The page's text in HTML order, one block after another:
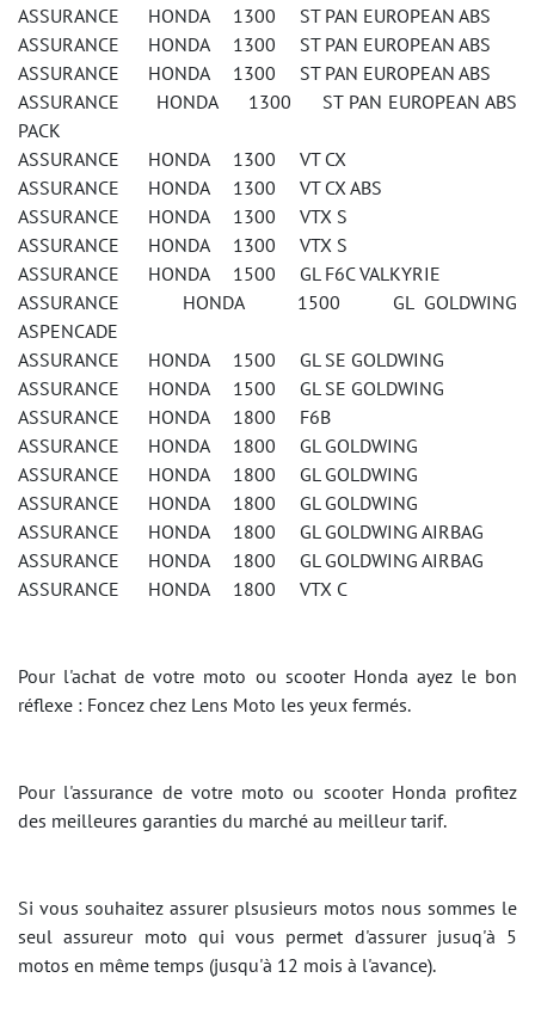
ASSURANCE HONDA 1300 ST PAN EUROPEAN ABS
ASSURANCE HONDA 1300 ST PAN EUROPEAN ABS
ASSURANCE HONDA 1300 ST PAN EUROPEAN ABS
ASSURANCE HONDA 1300 ST PAN EUROPEAN ABS
PACK
ASSURANCE HONDA 1300 VT CX
ASSURANCE HONDA 1300 VT CX ABS
ASSURANCE HONDA 1300 VTX S
ASSURANCE HONDA 1300 VTX S
ASSURANCE HONDA 1500 GL F6C VALKYRIE
ASSURANCE HONDA 1500 GL GOLDWING
ASPENCADE
ASSURANCE HONDA 1500 GL SE GOLDWING
ASSURANCE HONDA 1500 GL SE GOLDWING
ASSURANCE HONDA 1800 F6B
ASSURANCE HONDA 1800 GL GOLDWING
ASSURANCE HONDA 1800 GL GOLDWING
ASSURANCE HONDA 1800 GL GOLDWING
ASSURANCE HONDA 1800 GL GOLDWING AIRBAG
ASSURANCE HONDA 1800 GL GOLDWING AIRBAG
ASSURANCE HONDA 1800 VTX C
Pour l'achat de votre moto ou scooter Honda ayez le bon
réflexe : Foncez chez Lens Moto les yeux fermés.
Pour l'assurance de votre moto ou scooter Honda profitez
des meilleures garanties du marché au meilleur tarif.
Si vous souhaitez assurer plsusieurs motos nous sommes le
seul assureur moto qui vous permet d'assurer jusuq'à 5
motos en même temps (jusqu'à 12 mois à l'avance).